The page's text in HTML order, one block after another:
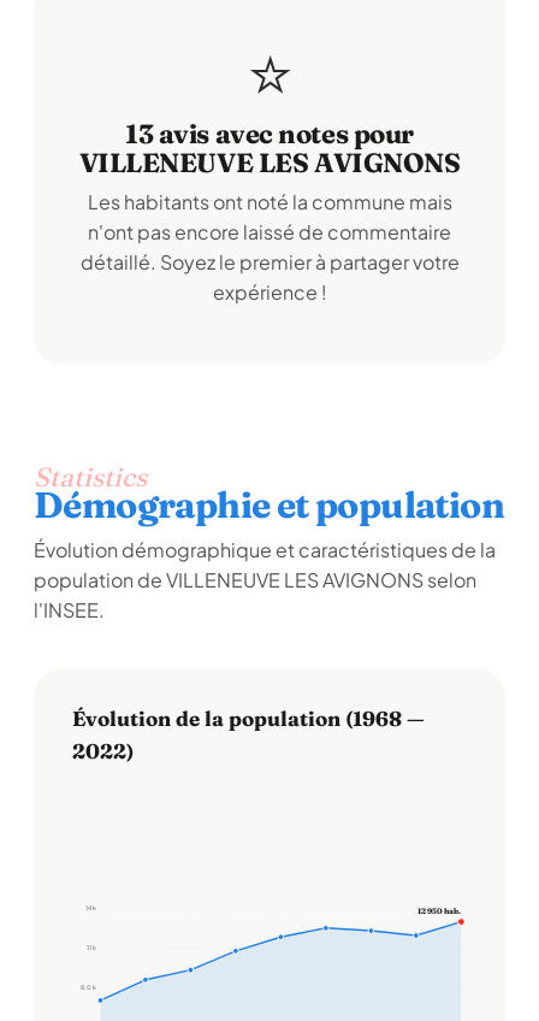
⭐
13 avis avec notes pour
VILLENEUVE LES AVIGNONS
Les habitants ont noté la commune mais
n'ont pas encore laissé de commentaire
détaillé. Soyez le premier à partager votre
expérience !
Statistics
Démographie et population
Évolution démographique et caractéristiques de la
population de VILLENEUVE LES AVIGNONS selon
l'INSEE.
Évolution de la population (1968 —
2022)
8,0 k
11 k
14 k 12 950 hab.